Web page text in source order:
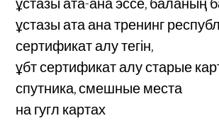
ұстазы ата ана тренинг
сертификат алу тегін,
ұбт сертификат алу старые
спутника, смешные места
на гугл картах